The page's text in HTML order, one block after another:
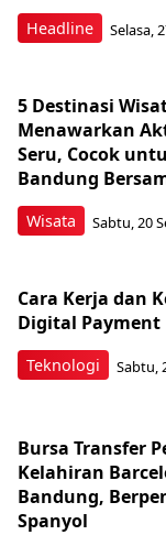
Headline Selasa,
Wisata
5 Destinasi
Menawarkan
Seru, Cocok
Bandung
Sabtu, 20
Teknologi
Cara Kerja dan
Digital Payment
Sabtu,
Bursa Transfer
Kelahiran
Bandung,
Spanyol